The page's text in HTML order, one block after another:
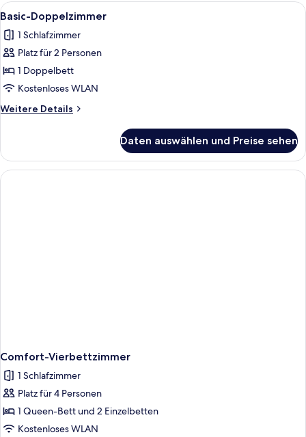
Alle
Fotos
für
Basic-
Doppelzimmer
anzeigen
Ein ordentlich bezogenes Bett mit
11
Basic-Doppelzimmer
1 Schlafzimmer
Platz für 2 Personen
1 Doppelbett
Kostenloses WLAN
Weitere Details
Weitere
Doppelzimmer
Daten auswählen und Preise sehen
Comfort-Vierbettzimmer
1 Schlafzimmer
Platz für 4 Personen
1 Queen-Bett und 2 Einzelbetten
Kostenloses WLAN